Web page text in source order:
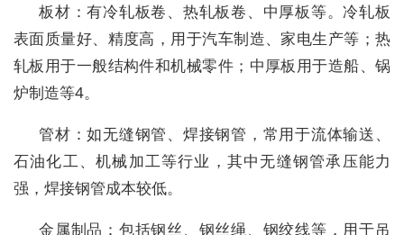
板材：有冷轧板卷、热轧板卷、中厚板等。冷轧板
表面质量好、精度高，用于汽车制造、家电生产等；热
轧板用于一般结构件和机械零件；中厚板用于造船、锅
炉制造等4。
管材：如无缝钢管、焊接钢管，常用于流体输送、
石油化工、机械加工等行业，其中无缝钢管承压能力
强，焊接钢管成本较低。
金属制品：包括钢丝、钢丝绳、钢绞线等，用于吊